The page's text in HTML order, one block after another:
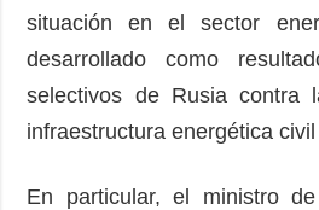
situación en el sector
desarrollado como
selectivos de Rusia contra
infraestructura energética
En particular, el ministro